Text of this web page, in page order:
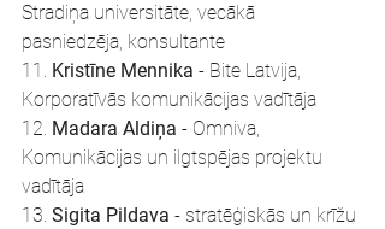
Stradiņa universitāte, vecākā
pasniedzēja, konsultante
11. Kristīne Mennika - Bite Latvija,
Korporatīvās komunikācijas vadītāja
12. Madara Aldiņa - Omniva,
Komunikācijas un ilgtspējas projektu
vadītāja
13. Sigita Pildava - stratēģiskās un krīžu